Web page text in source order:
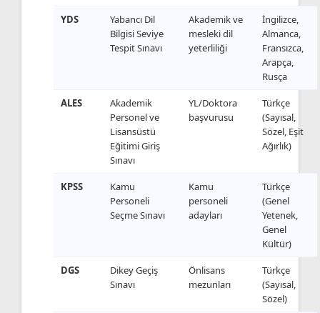
YDS
Yabancı Dil
Bilgisi Seviye
Tespit Sınavı
Akademik ve
mesleki dil
yeterliliği
İngilizce,
Almanca,
Fransızca,
Arapça,
Rusça
ALES
Akademik
Personel ve
Lisansüstü
Eğitimi Giriş
Sınavı
YL/Doktora
başvurusu
Türkçe
(Sayısal,
Sözel, Eşit
Ağırlık)
KPSS
Kamu
Personeli
Seçme Sınavı
Kamu
personeli
adayları
Türkçe
(Genel
Yetenek,
Genel
Kültür)
DGS
Dikey Geçiş
Sınavı
Önlisans
mezunları
Türkçe
(Sayısal,
Sözel)